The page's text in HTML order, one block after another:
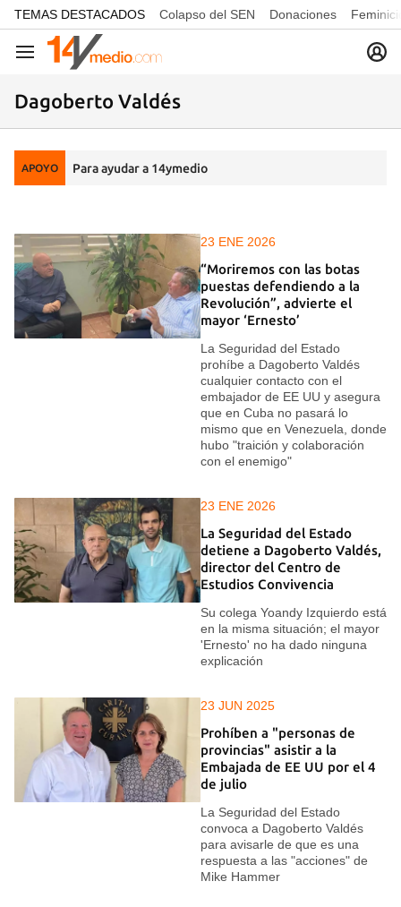
common.go-to-content
TEMAS DESTACADOS Colapso del SEN Donaciones
Navegación
Dagoberto Valdés
APOYO Para ayudar a 14ymedio
23 ENE 2026
“Moriremos con las botas
puestas defendiendo a la
Revolución”, advierte el
mayor ‘Ernesto’
La Seguridad del Estado
prohíbe a Dagoberto Valdés
cualquier contacto con el
embajador de EE UU y asegura
que en Cuba no pasará lo
mismo que en Venezuela, donde
hubo "traición y colaboración
con el enemigo"
23 ENE 2026
La Seguridad del Estado
detiene a Dagoberto Valdés,
director del Centro de
Estudios Convivencia
Su colega Yoandy Izquierdo está
en la misma situación; el mayor
'Ernesto' no ha dado ninguna
explicación
23 JUN 2025
Prohíben a "personas de
provincias" asistir a la
Embajada de EE UU por el 4
de julio
La Seguridad del Estado
convoca a Dagoberto Valdés
para avisarle de que es una
respuesta a las "acciones" de
Mike Hammer